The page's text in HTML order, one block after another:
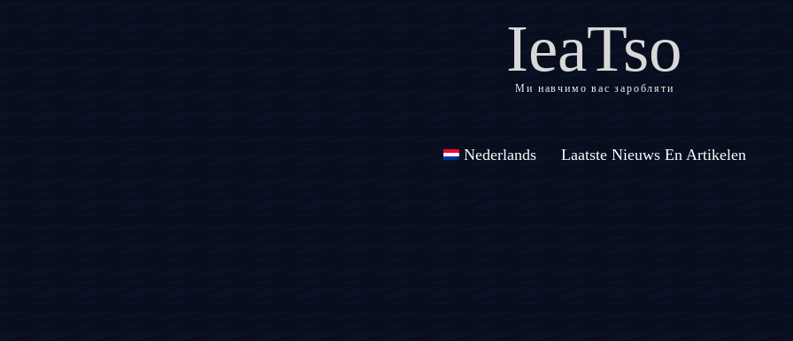
IeaTso
Ми навчимо вас заробляти
Nederlands Laatste Nieuws En Artikelen